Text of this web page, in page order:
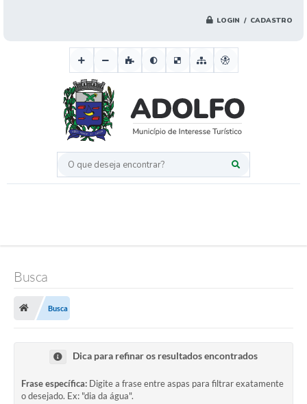
LOGIN / CADASTRO
O que deseja encontrar?
Busca
Busca
Dica para refinar os resultados encontrados
Frase específica: Digite a frase entre aspas para filtrar exatamente
o desejado. Ex: "dia da água".